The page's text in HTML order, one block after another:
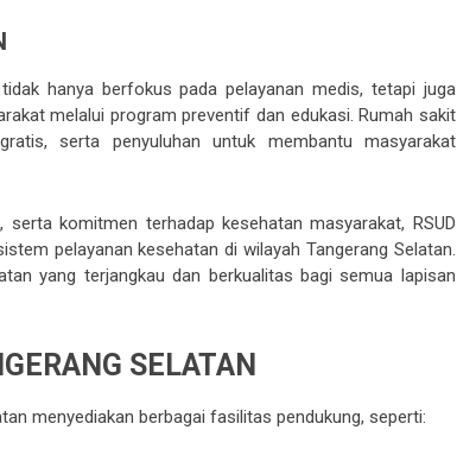
hanya berfokus pada pelayanan medis, tetapi juga
melalui program preventif dan edukasi. Rumah sakit
serta penyuluhan untuk membantu masyarakat
komitmen terhadap kesehatan masyarakat, RSUD
pelayanan kesehatan di wilayah Tangerang Selatan.
yang terjangkau dan berkualitas bagi semua lapisan
SELATAN
menyediakan berbagai fasilitas pendukung, seperti: